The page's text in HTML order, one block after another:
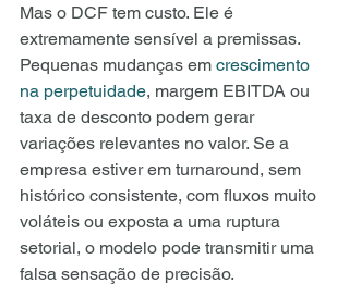
Mas o DCF tem custo. Ele é
extremamente sensível a premissas.
Pequenas mudanças em crescimento
na perpetuidade, margem EBITDA ou
taxa de desconto podem gerar
variações relevantes no valor. Se a
empresa estiver em turnaround, sem
histórico consistente, com fluxos muito
voláteis ou exposta a uma ruptura
setorial, o modelo pode transmitir uma
falsa sensação de precisão.